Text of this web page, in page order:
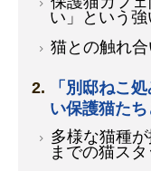
い」という
猫との触れ
「別邸ねこ
い保護猫た
多様な猫種
までの猫ス